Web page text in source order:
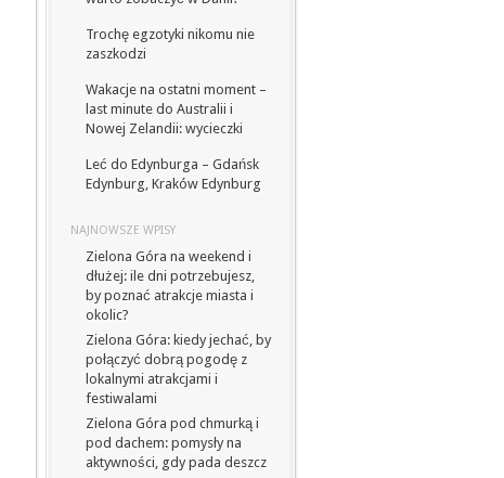
Trochę egzotyki nikomu nie
zaszkodzi
Wakacje na ostatni moment –
last minute do Australii i
Nowej Zelandii: wycieczki
Leć do Edynburga – Gdańsk
Edynburg, Kraków Edynburg
NAJNOWSZE WPISY
Zielona Góra na weekend i
dłużej: ile dni potrzebujesz,
by poznać atrakcje miasta i
okolic?
Zielona Góra: kiedy jechać, by
połączyć dobrą pogodę z
lokalnymi atrakcjami i
festiwalami
Zielona Góra pod chmurką i
pod dachem: pomysły na
aktywności, gdy pada deszcz